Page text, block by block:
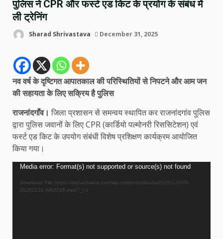
पुलिस ने CPR और फर्स्ट एड किट के प्रयोग के संबंध में
ली ट्रेनिंग
Sharad Shrivastava December 31, 2025
नव वर्ष के दृष्टिगत आपातकाल की परिस्थितियों से निपटने और आम जन
की सहायता के लिए सक्रिय है पुलिस
राजनांदगाँव। जिला प्रशासन से समन्वय स्थापित कर राजनांदगांव पुलिस
द्वारा पुलिस जवानों के लिए CPR (कार्डियो पल्मोनरी रिससिटेशन) एवं
फर्स्ट एड किट के उपयोग संबंधी विशेष प्रशिक्षण कार्यक्रम आयोजित
किया गया।
Video
Player
Media error: Format(s) not supported or source(s) not found
Download File: https://dishachakra.com/wp-content/uploads/2025/12/VID-
20251231-WA0018.mp4?_=1